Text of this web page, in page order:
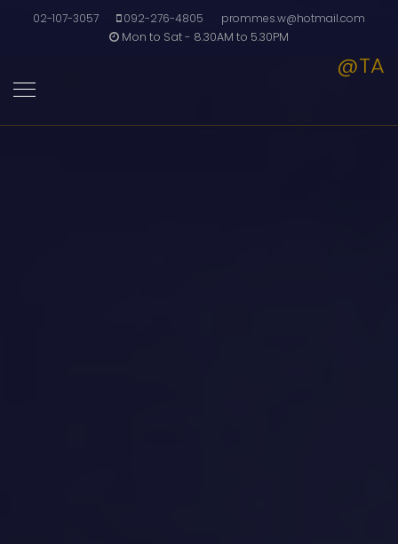
02-107-3057 092-276-4805
prommes.w@hotmail.com
Mon to Sat - 8.30AM to 5.30PM
@TA